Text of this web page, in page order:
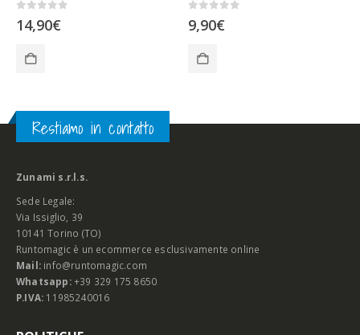
14,90€ 9,90€
Restiamo in contatto
Zunami s.r.l.s.
Sede Legale:
Via Issiglio, 39
10141 Torino (TO)
Runtomagic è un ecommerce esclusivamente online
Mail: info@runtomagic.com
Whatsapp: +39 329 175 8650
P.IVA: 11985240016